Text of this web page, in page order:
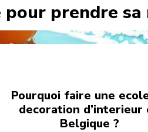
prendre sa
Pourquoi faire une
decoration d’interieur
Belgique ?